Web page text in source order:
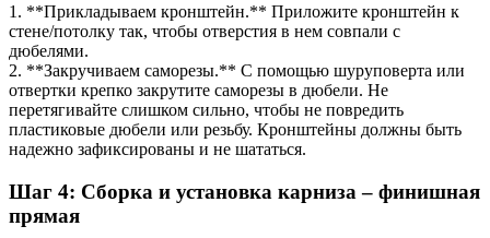
1. **Прикладываем кронштейн.** Приложите кронштейн к
стене/потолку так, чтобы отверстия в нем совпали с
дюбелями.
2. **Закручиваем саморезы.** С помощью шуруповерта или
отвертки крепко закрутите саморезы в дюбели. Не
перетягивайте слишком сильно, чтобы не повредить
пластиковые дюбели или резьбу. Кронштейны должны быть
надежно зафиксированы и не шататься.
Шаг 4: Сборка и установка карниза – финишная
прямая